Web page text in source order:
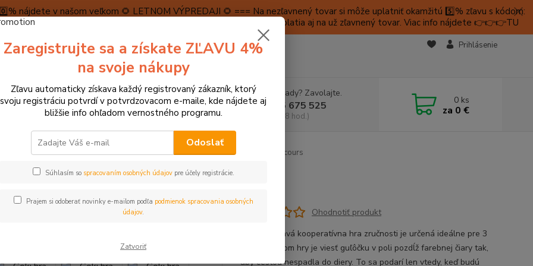
nájdete v našom veľkom 🌻 LETNOM VÝPREDAJI 🌻 === Na nezľavnený tovar si môže uplatniť okamžitú 5️⃣% zľavu s kódom:
máme teraz pripravené špeciálne zľavy až do výšky 1️⃣5️⃣% , ktoré platia aj na už zľavnený tovar. Viac info nájdete 👉👉👉TU
A PLATBA RECENZIE 👉VRÁTENIE TOVARU👈
KONTAKTY
Prihlásenie
Hľadať
Neviete si rady? Zavolajte.
+421 905 675 525
(Po-Pia, 9-18 hod.)
0 ks
za 0 €
Stolové hry, hlavolamy Stolové hry, pexesá, dominá Goki hra zručnosti Tricours
zručnosti Tricours
Ohodnotiť produkt
Táto napínavá kooperatívna hra zručnosti je určená ideálne pre 3
hráčov. Cieľom hry je viesť guľôčku v poli pozdĺž farebnej čiary tak,
aby cestou nespadla do diery. To sa podarí len vtedy, keď budú
Zaregistrujte sa a získate ZĽAVU 4%
na svoje nákupy
Zľavu automaticky získava každý registrovaný zákazník, ktorý
svoju registráciu potvrdí v potvrdzovacom e-maile, kde nájdete aj
bližšie info ohľadom vernostného programu.
Odoslať
Súhlasím so spracovaním osobných údajovpre účely registrácie.
Prajem si odoberať novinky e-mailom podľa podmienok spracovania osobných
údajov.
Zatvoriť